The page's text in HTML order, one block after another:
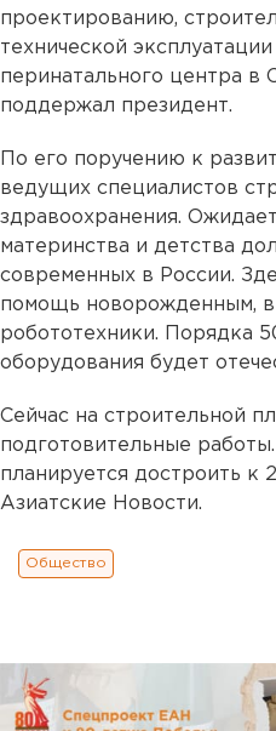
проектированию,
технической
перинатального центра в
поддержал президент.
По его поручению к
ведущих специалистов
здравоохранения.
материнства и детства
современных в России.
помощь новорожденным,
робототехники. Порядка
оборудования будет
Сейчас на строительной
подготовительные
планируется достроить к
Азиатские Новости.
Общество